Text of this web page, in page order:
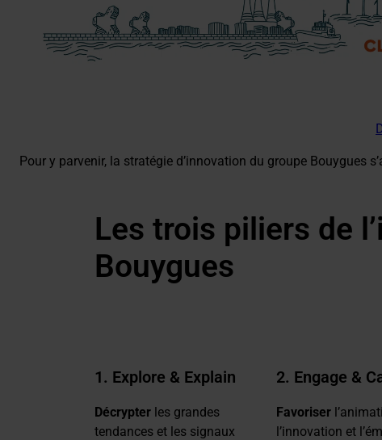
Pour y parvenir, la stratégie d’innovation du groupe Bouygues
Les trois piliers de
Bouygues
1. Explore & Explain
Décrypterles grandes
tendances et les signaux
2. Engage &
Favoriser
l’innovation et